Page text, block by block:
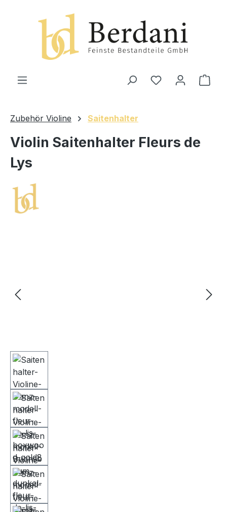
Zubehör Violine Saitenhalter
Violin Saitenhalter Fleurs de
Lys